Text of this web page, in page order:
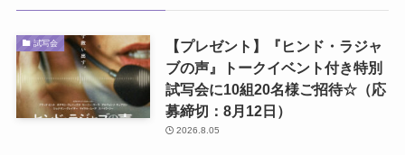
試写会
【プレゼント】『ヒンド・ラジャ
ブの声』トークイベント付き特別
試写会に10組20名様ご招待☆（応
募締切：8月12日）
2026.8.05